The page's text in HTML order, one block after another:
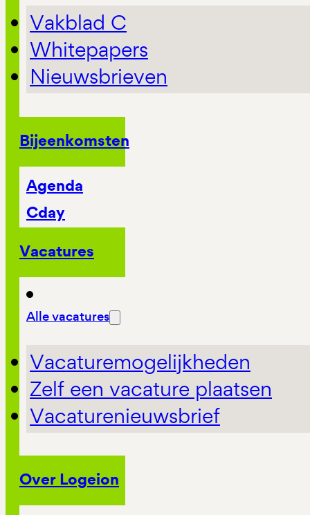
Vakblad C
Whitepapers
Nieuwsbrieven
Bijeenkomsten
Agenda
Cday
Vacatures
Alle vacatures
Vacaturemogelijkheden
Zelf een vacature plaatsen
Vacaturenieuwsbrief
Over Logeion